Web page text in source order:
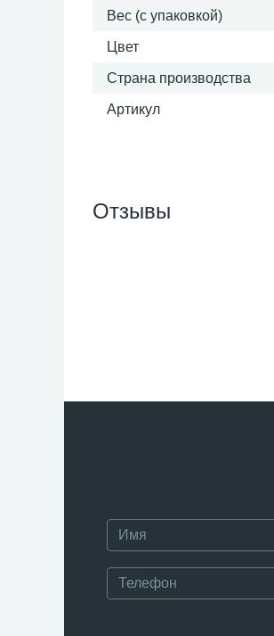
Вес (с упаковкой)
Цвет
Страна производства
Артикул
Отзывы